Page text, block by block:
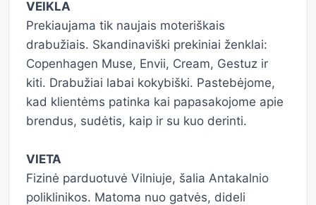
VEIKLA
Prekiaujama tik naujais moteriškais
drabužiais. Skandinaviški prekiniai ženklai:
Copenhagen Muse, Envii, Cream, Gestuz ir
kiti. Drabužiai labai kokybiški. Pastebėjome,
kad klientėms patinka kai papasakojome apie
brendus, sudėtis, kaip ir su kuo derinti.
VIETA
Fizinė parduotuvė Vilniuje, šalia Antakalnio
poliklinikos. Matoma nuo gatvės, dideli